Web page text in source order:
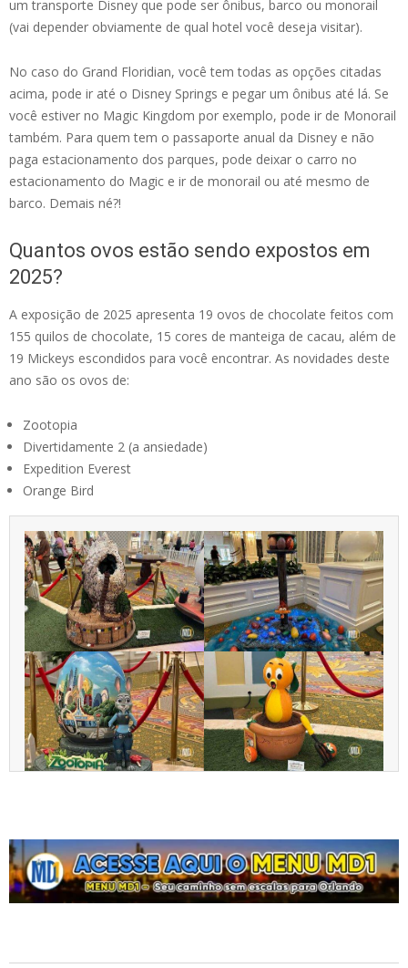
um transporte Disney que pode ser ônibus, barco ou monorail
(vai depender obviamente de qual hotel você deseja visitar).
No caso do Grand Floridian, você tem todas as opções citadas
acima, pode ir até o Disney Springs e pegar um ônibus até lá. Se
você estiver no Magic Kingdom por exemplo, pode ir de Monorail
também. Para quem tem o passaporte anual da Disney e não
paga estacionamento dos parques, pode deixar o carro no
estacionamento do Magic e ir de monorail ou até mesmo de
barco. Demais né?!
Quantos ovos estão sendo expostos em
2025?
A exposição de 2025 apresenta 19 ovos de chocolate feitos com
155 quilos de chocolate, 15 cores de manteiga de cacau, além de
19 Mickeys escondidos para você encontrar. As novidades deste
ano são os ovos de:
Zootopia
Divertidamente 2 (a ansiedade)
Expedition Everest
Orange Bird